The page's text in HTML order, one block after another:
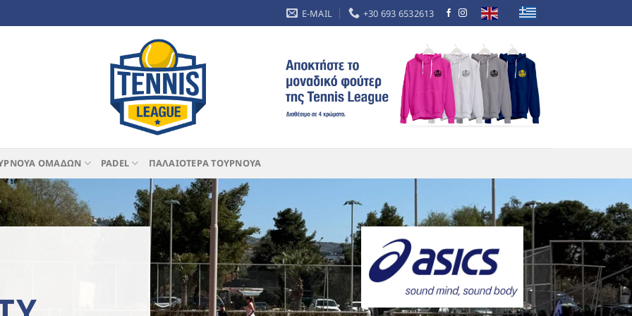
E-MAIL +30 693 6532613
ΟΜΑΔΩΝ PADEL ΠΑΛΑΙΟΤΕΡΑ ΤΟΥΡΝΟΥΑ